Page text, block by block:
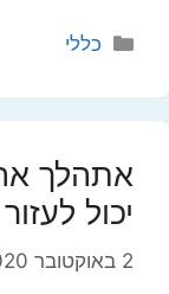
קטגוריות
כללי
אתהלך
יכול
2 באוקטובר 2020